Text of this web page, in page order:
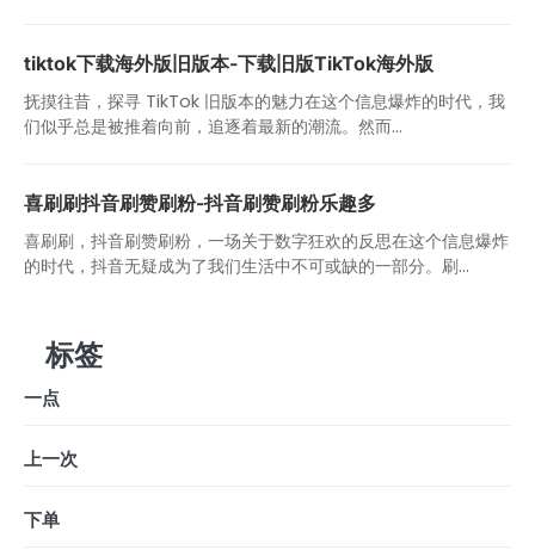
tiktok下载海外版旧版本-下载旧版TikTok海外版
抚摸往昔，探寻 TikTok 旧版本的魅力在这个信息爆炸的时代，我
们似乎总是被推着向前，追逐着最新的潮流。然而...
喜刷刷抖音刷赞刷粉-抖音刷赞刷粉乐趣多
喜刷刷，抖音刷赞刷粉，一场关于数字狂欢的反思在这个信息爆炸
的时代，抖音无疑成为了我们生活中不可或缺的一部分。刷...
标签
一点
上一次
下单